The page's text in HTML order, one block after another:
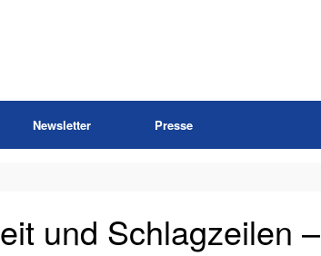
Newsletter Presse
und Schlagzeilen –